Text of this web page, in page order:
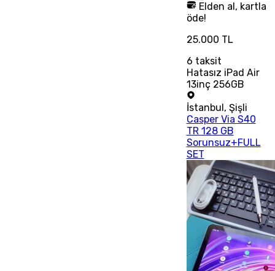
Elden al, kartla
öde!
25.000 TL
6 taksit
Hatasız iPad Air
13inç 256GB
İstanbul , Şişli
Casper Via S40
TR 128 GB
Sorunsuz+FULL
SET